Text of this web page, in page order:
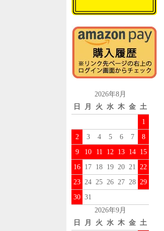
2026年8月
日
月 火 水 木 金 土
1
2
3 4 5 6 7
8
9
10 11 12 13 14 15
16 17 18 19 20 21 22
23 24 25 26 27 28 29
30 31
2026年9月
日
月 火 水 木 金 土